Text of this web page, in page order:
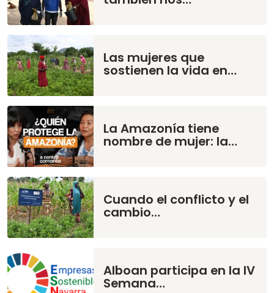
Las mujeres que
sostienen la vida en…
La Amazonía tiene
nombre de mujer: la…
Cuando el conflicto y el
cambio…
Alboan participa en la IV
Semana…